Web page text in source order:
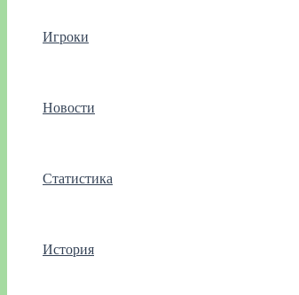
Игроки
Новости
Статистика
История